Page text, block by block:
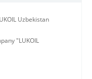
Uzbekistan
"LUKOIL